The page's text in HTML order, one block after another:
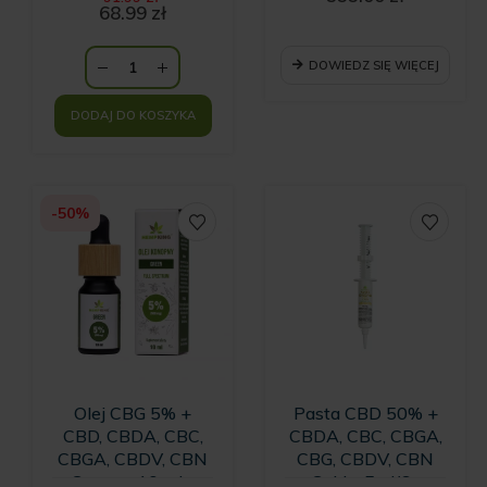
cena
91.99 zł.
68.99 zł
cena
wynosi:
68.99 zł.
DODAJ DO KOSZYKA
DOWIEDZ SIĘ WIĘCEJ
-50%
Olej CBG 5% +
CBD, CBDA, CBC,
CBGA, CBDV, CBN
Green – 10 ml -
Pasta CBD 50% +
CBDA, CBC, CBGA,
CBG, CBDV, CBN
Gold – 5ml/6g